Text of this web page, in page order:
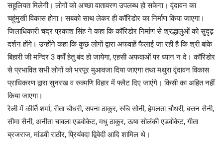
सहूलियत मिलेगी। लोगों को अच्छा वातावरण उपलब्ध हो सकेगा। वृंदावन का
चहुंमुखी विकास होगा। सबको साथ लेकर ही कॉरिडोर का निर्माण किया जाएगा।
जिलाधिकारी चंद्र प्रकाश सिंह ने कहा कि कॉरिडोर निर्माण से श्रद्धालुओं को सुदृढ़
दर्शन होंगे। उन्होंने कहा कि कुछ लोगों द्वारा अफवाहें फैलाई जा रही है कि श्री बांके
बिहारी जी मन्दिर 3 वर्षों हेतु बंद हो जायेगा, एहसी अफवाओं पर ध्यान न दे। कॉरिडोर
से प्रभावित सभी लोगों को भरपूर मुआवजा दिया जाएगा तथा मथुरा वृंदावन विकास
प्राधिकरण द्वारा सुनरख व रुक्मणि विहार में फ्लैट दिए जाएंगे। किसी का अहित नहीं
किया जाएगा।
रैली में कीर्ति शर्मा, रीता चौधरी, सपना ठाकुर, रुचि सोनी, हेमलता चौधरी, बत्तन सैनी,
सीमा सैनी, अनीता चावला एडवोकेट, मधु ठाकुर, ऊषा सोलंकी एडवोकेट, गीता
ब्रजराज, मांडवी राठौर, प्रियंवदा द्विवेदी आदि शामिल थे।